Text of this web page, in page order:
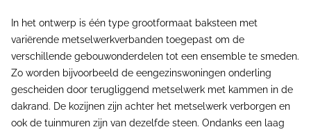
In het ontwerp is één type grootformaat baksteen met
variërende metselwerkverbanden toegepast om de
verschillende gebouwonderdelen tot een ensemble te smeden.
Zo worden bijvoorbeeld de eengezinswoningen onderling
gescheiden door terugliggend metselwerk met kammen in de
dakrand. De kozijnen zijn achter het metselwerk verborgen en
ook de tuinmuren zijn van dezelfde steen. Ondanks een laag